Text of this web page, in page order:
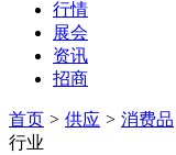
行情
展会
资讯
招商
首页 > 供应 > 消费品
行业